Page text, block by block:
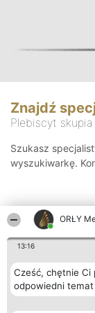
ORŁY
13:16
Cześć, chętnie Ci
odpowiedni
Znajdź
Plebiscyt
Szukasz
wyszukiwarkę.
Organizator